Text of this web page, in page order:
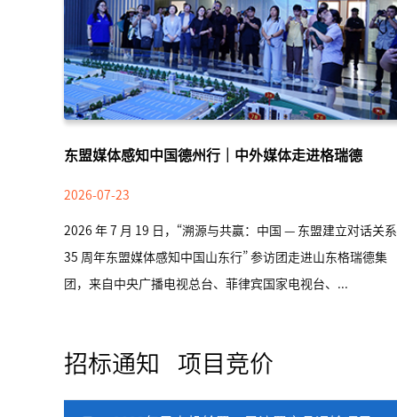
东盟媒体感知中国德州行｜中外媒体走进格瑞德
2026-07-23
2026 年 7 月 19 日，“溯源与共赢：中国 — 东盟建立对话关系
35 周年东盟媒体感知中国山东行” 参访团走进山东格瑞德集
团，来自中央广播电视总台、菲律宾国家电视台、...
招标通知 项目竞价